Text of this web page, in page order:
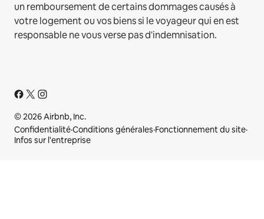
un remboursement de certains dommages causés à
votre logement ou vos biens si le voyageur qui en est
responsable ne vous verse pas d'indemnisation.
© 2026 Airbnb, Inc.
Confidentialité·Conditions générales·Fonctionnement du site·
Infos sur l'entreprise